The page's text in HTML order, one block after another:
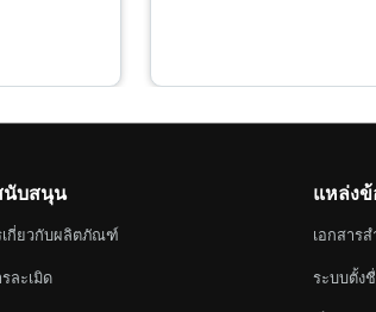
น
นับสนุน
เกี่ยวกับผลิตภัณฑ์
ละเมิด
แหล่ง
เอกสาร
ระบบตั้ง